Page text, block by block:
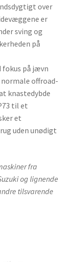
over
er
sving og
på
fokus på jævn
offroad-
knastedybde
til et
et
uden unødigt
fra
og lignende
tilsvarende